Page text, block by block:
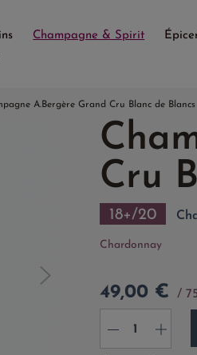
Champagne & Spirit
A.Bergère Grand Cru Blanc de Blancs
Cru
18+/20
Chardonnay
49,00 €
- +